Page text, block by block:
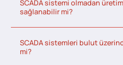
SCADA sistemi olmadan
sağlanabilir mi?
SCADA sistemleri bulut
mi?